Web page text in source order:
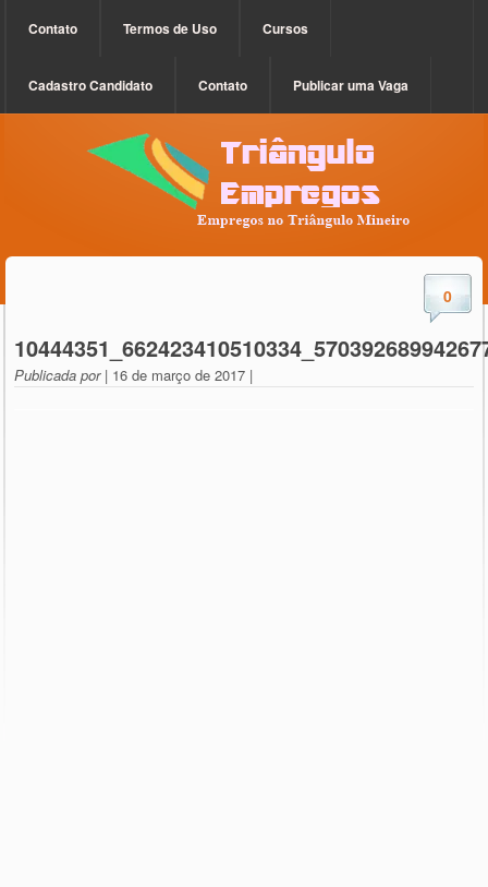
Contato Termos de Uso Cursos
Cadastro Candidato Contato Publicar uma Vaga
0
Publicada por| 16 de março de 2017 |